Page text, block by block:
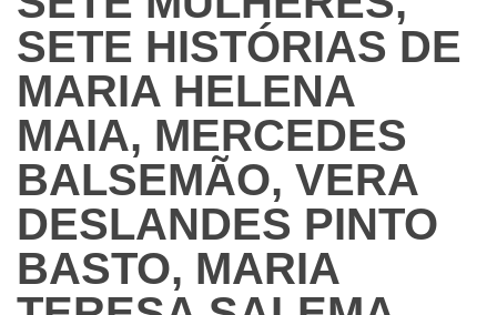
SETE HISTÓRIAS DE
MARIA HELENA
MAIA, MERCEDES
BALSEMÃO, VERA
DESLANDES PINTO
BASTO, MARIA